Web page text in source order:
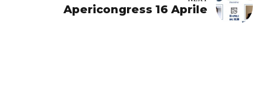
Apericongress 16 Aprile